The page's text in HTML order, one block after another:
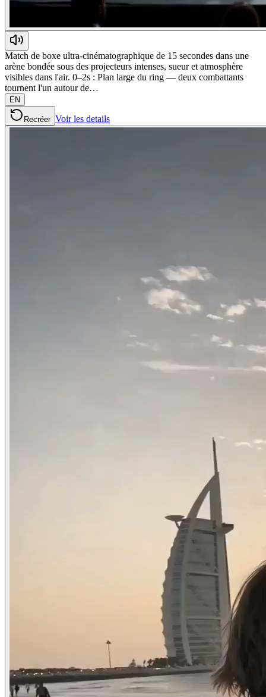
Match de boxe ultra-cinématographique de 15 secondes dans une
arène bondée sous des projecteurs intenses, sueur et atmosphère
visibles dans l'air. 0–2s : Plan large du ring — deux combattants
tournent l'un autour de…
EN
Recréer Voir les details